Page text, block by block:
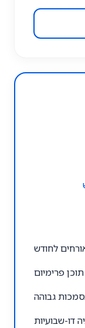
פרימיום
גבוהה
דו-שבועיות